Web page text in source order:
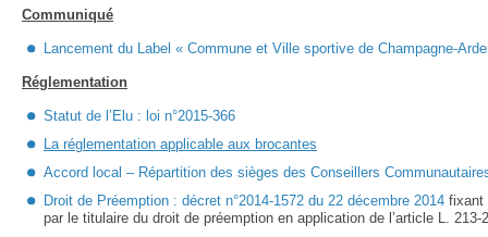
Communiqué
Lancement du Label « Commune et Ville sportive de Champagne-
Réglementation
Statut de l’Elu : loi n°2015-366
La réglementation applicable aux brocantes
Accord local – Répartition des sièges des Conseillers
Droit de Préemption : décret n°2014-1572 du 22 décembre 2014 fixant
par le titulaire du droit de préemption en application de l’article L. 213-